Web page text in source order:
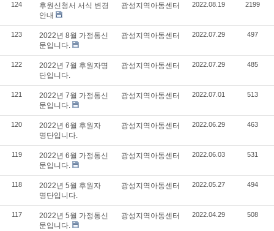
124
후원신청서 서식 변경
안내
광성지역아동센터 2022.08.19 2199
123
2022년 8월 가정통신
문입니다.
광성지역아동센터 2022.07.29 497
122
2022년 7월 후원자명
단입니다.
광성지역아동센터 2022.07.29 485
121
2022년 7월 가정통신
문입니다.
광성지역아동센터 2022.07.01 513
120
2022년 6월 후원자
명단입니다.
광성지역아동센터 2022.06.29 463
119
2022년 6월 가정통신
문입니다.
광성지역아동센터 2022.06.03 531
118
2022년 5월 후원자
명단입니다.
광성지역아동센터 2022.05.27 494
117
2022년 5월 가정통신
문입니다.
광성지역아동센터 2022.04.29 508